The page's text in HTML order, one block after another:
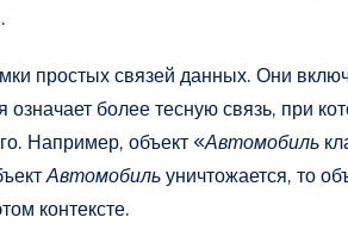
простых связей данных. Они
более тесную связь, при
Например, объект «Автомобиль
Автомобиль уничтожается, то
контексте.